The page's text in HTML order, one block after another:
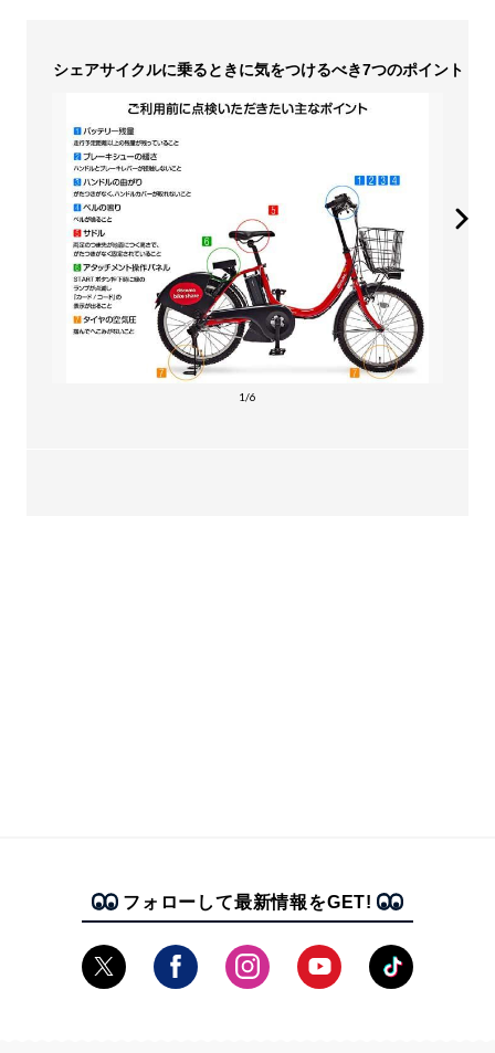
シェアサイクルに乗るときに気をつけるべき7つのポイント
1/6
フォローして最新情報をGET!